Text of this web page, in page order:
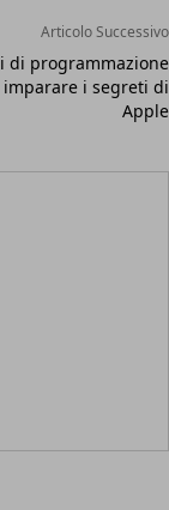
Articolo Successivo
di programmazione
imparare i segreti di
Apple